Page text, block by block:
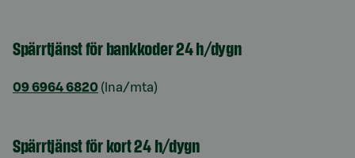
Spärrtjänst för bankkoder 24 h/dygn
09 6964 6820 (lna/mta)
Spärrtjänst för kort 24 h/dygn